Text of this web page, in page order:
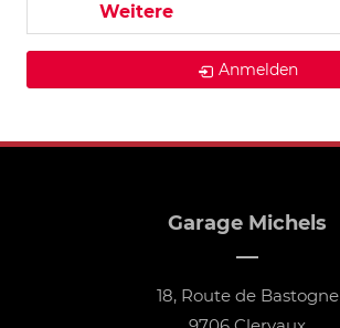
Weitere
Anmelden
Garage Michels
18, Route de Bastogne